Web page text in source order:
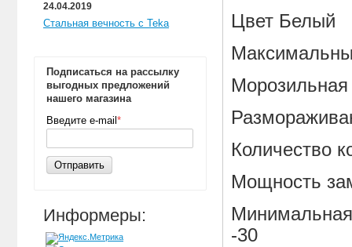
24.04.2019
Стальная вечность с Teka
Подписаться на рассылку
выгодных предложений
нашего магазина
Введите e-mail *
Отправить
Информеры:
Цвет Белый
Количество
Мощность
-30